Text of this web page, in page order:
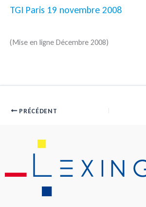
TGI Paris 19 novembre 2008
(Mise en ligne Décembre 2008)
PRÉCÉDENT